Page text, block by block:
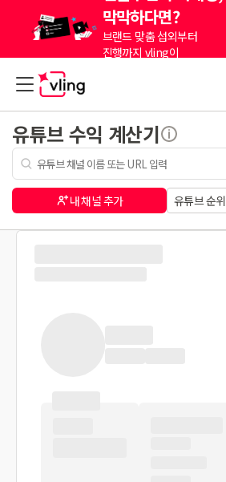
막막하다면?
브랜드 맞춤 섭외부터
진행까지 vling이
유튜브 수익 계산기
내 채널 추가 유튜브 순위